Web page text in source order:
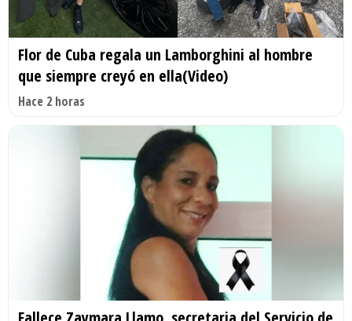
Flor de Cuba regala un Lamborghini al hombre
que siempre creyó en ella(Video)
Hace 2 horas